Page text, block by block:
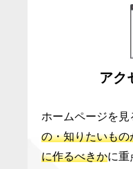
アク
ホームページを見
の・知りたいも
に作るべきかに重